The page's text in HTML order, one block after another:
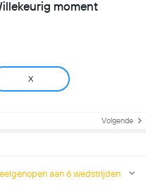
moment
X
Volgende
aan 6 wedstrijden